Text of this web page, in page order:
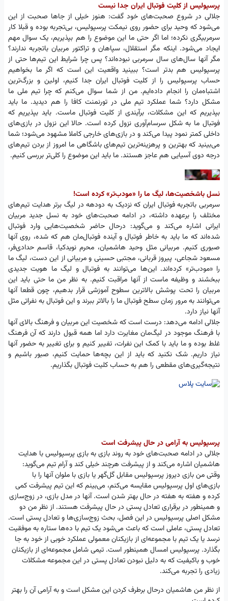
پرسپولیس از کلیت فوتبال ایران جدا نیست
جلالی در شروع صحبت‌های خود گفت: هنوز خیلی از جاها صحبت‌ از این
می‌شود که وحید برای حضور روی نیمکت پرسپولیس، بی‌تجربه بوده و قبلا کار
سرمربیگری نکرده؛ اما اگر حتی ما این موضوع را هم بپذیریم، یک سوال مهم
ایجاد می‌شود. اینکه مگر استقلال، سپاهان و تراکتور مربیان باتجربه ندارند؟
مگر آنها سال‌های سال سرمربی نبوده‌اند؟ پس چرا شرایط این تیم‌ها حتی از
پرسپولیس هم بدتر است؟ ببینید واقعیت این است که اگر ما بخواهیم
حساب پرسپولیس را از کلیت فوتبال ایران جدا کنیم، اولین و بزرگ‌ترین
اشتباه‌مان را انجام داده‌ایم. من از شما سوال می‌کنم که چرا تیم ملی ما
مشکل دارد؟ شما عملکرد تیم ملی در تورنمنت کافا را هم دیدید. ما باید
بپذیریم که این مشکلات، برآیندی از کلیت فوتبال ماست. باید بپذیریم که
فوتبال ما به شکل سرسام‌آوری نزول کرده است. حالا این نزول در بازی‌های
داخلی کمتر نمود پیدا می‌کند و در بازی‌های خارجی کاملا مشهود می‌شود؛ شما
می‌بینید که بهترین و پرهزینه‌ترین تیم‌های باشگاهی ما امروز از بردن تیم‌های
درجه دوی آسیایی هم عاجز هستند. ما باید این موضوع را کلی‌تر بررسی کنیم.
نسل باشخصیت‌ها، لیگ ما را «مودب‌تر» کرده است!
سرمربی باتجربه فوتبال ایران که نزدیک به دودهه در لیگ برتر هدایت تیم‌های
مختلف را برعهده داشته، در ادامه صحبت‌های خود به نسل جدید مربیان
ایرانی اشاره می‌کند و می‌گوید: درحال حاضر شخصیت‌هایی وارد فوتبال
شده‌اند که ما باید به خاطر فوتبال و آینده فوتبال‌مان هم که شده، روی آنها
صبوری کنیم. مربیانی مثل وحید هاشمیان، محرم نویدکیا، قاسم حدادی‌فر،
مسعود شجاعی، پیروز قربانی، مجتبی حسینی و مربیانی از این دست، لیگ ما
را «مودب‌تر» کرده‌اند. این‌ها می‌توانند به فوتبال و لیگ ما هویت جدیدی
ببخشند و وظیفه ماست از آنها مراقبت کنیم. به نظر من ما حتی باید این
مربیان را تحت پوشش بالاترین سطوح آموزشی قرار بدهیم، چون قطعا آنها
می‌توانند به مرور زمان سطح فوتبال ما را بالاتر ببرند و این فوتبال به نفراتی مثل
آنها نیاز دارد.
جلالی ادامه می‌دهد: درست است که شخصیت این مربیان و فرهنگ بالای آنها
با فرهنگ موجود در لیگ‌مان مغایرت دارد اما همه قبول دارند که آن فرهنگ
غلط بوده و ما باید با کمک این نفرات، تفییر کنیم و برای تغییر به حضور آنها
نیاز داریم. شک نکنید که باید از این‌ بچه‌ها حمایت کنیم، صبور باشیم و
نتیجه‌گیری‌های مقطعی را هم به حساب کلیت فوتبال بگذاریم.
پرسپولیس به آرامی در حال پیشرفت است
جلالی در ادامه صحبت‌های خود به روند بازی به بازی پرسپولیس با هدایت
هاشمیان اشاره می‌کند و از پیشرفت هرچند خیلی کند و آرام تیم می‌گوید:
وقتی من بازی دیروز پرسپولیس مقابل گل‌گهر یا بازی با ملوان آنها را با
بازی‌های اول پرسپولیس مقایسه می‌کنم، می‌بینم که این تیم پیشرفت کمی
کرده و هفته به هفته در حال بهتر شدن است. آنها در مدل بازی، در زوج‌سازی
و همینطور در برقراری تعادل پستی در حال پیشرفت هستند. از نظر من دو
مشکل اصلی پرسپولیس در این فصل، بحث زوج‌سازی‌ها و تعادل پستی است.
تعادل پستی، عاملی است که باعث می‌شود یک تیم با ده‌ها ستاره به موفقیت
نرسد یا یک تیم با مجموعه‌ای از بازیکنان معمولی عملکرد خوبی از خود به جا
بگذارد. پرسپولیس امسال همینطور است. تیمی شامل مجموعه‌ای از بازیکنان
خوب و باکیفیت که به دلیل نبودن تعادل پستی در این مجموعه مشکلات
زیادی را تجربه می‌کند.
از نظر من هاشمیان درحال برطرف کردن این مشکل است و به آرامی آن را بهتر